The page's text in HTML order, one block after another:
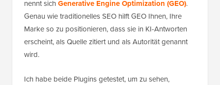
nennt sichGenerative Engine Optimization (GEO).
Genau wie traditionelles SEO hilft GEO Ihnen, Ihre
Marke so zu positionieren, dass sie in KI-Antworten
erscheint, als Quelle zitiert und als Autorität genannt
wird.
Ich habe beide Plugins getestet, um zu sehen,